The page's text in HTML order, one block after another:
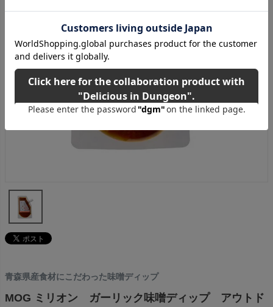
青森県産食材にこだわった味噌ディップ
MOG ミリオン ガーリック味噌ディップ アウトド